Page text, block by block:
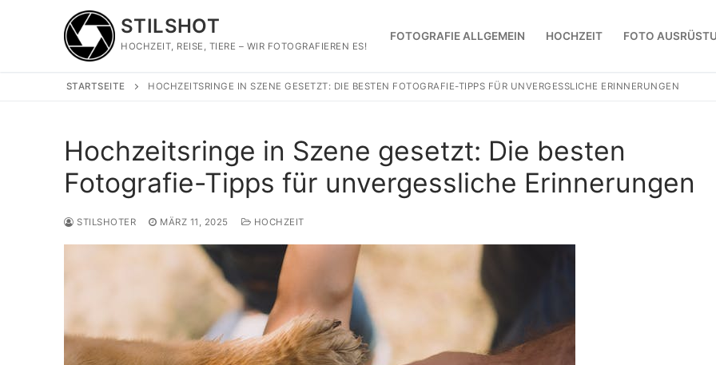
STILSHOT
HOCHZEIT, REISE, TIERE – WIR FOTOGRAFIEREN ES!
FOTOGRAFIE ALLGEMEIN HOCHZEIT FOTO
STARTSEITE HOCHZEITSRINGE IN SZENE GESETZT: DIE BESTEN FOTOGRAFIE-TIPPS FÜR UNVERGESSLICHE ERINNERUNGEN
Hochzeitsringe in Szene gesetzt: Die besten
Fotografie-Tipps für unvergessliche Erinnerungen
STILSHOTER MÄRZ 11, 2025 HOCHZEIT